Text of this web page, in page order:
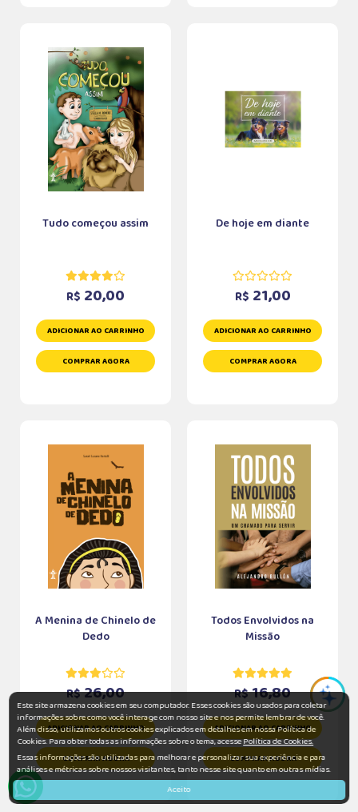
Tudo começou assim
R$ 20,00
ADICIONAR AO CARRINHO
COMPRAR AGORA
De hoje em diante
R$ 21,00
ADICIONAR AO CARRINHO
COMPRAR AGORA
A Menina de Chinelo de
Dedo
R$26,00
ADICIONAR AO CARRINHO
COMPRAR AGORA
Todos Envolvidos na
Missão
R$16,80
ADICIONAR AO CARRINHO
COMPRAR AGORA
Este site armazena cookies em seu computador. Esses cookies são usados para coletar
informações sobre como você interage com nosso site e nos permite lembrar de você.
Além disso, utilizamos outros cookies explicados em detalhes em nossa Política de
Cookies. Para obter todas as informações sobre o tema, acessePolítica de Cookies.
Essas informações são utilizadas para melhorar e personalizar sua experiência e para
análises e métricas sobre nossos visitantes, tanto nesse site quanto em outras mídias.
Aceito